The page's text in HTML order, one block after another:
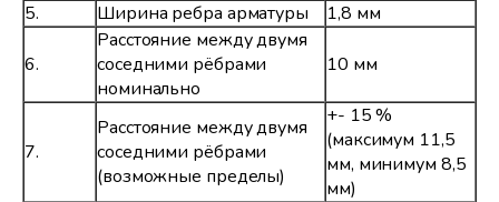
5.
Ширина ребра арматуры 1,8 мм
6.
Расстояние между двумя
соседними рёбрами
номинально
10 мм
7.
Расстояние между двумя
соседними рёбрами
(возможные пределы)
+- 15 %
(максимум 11,5
мм, минимум 8,5
мм)